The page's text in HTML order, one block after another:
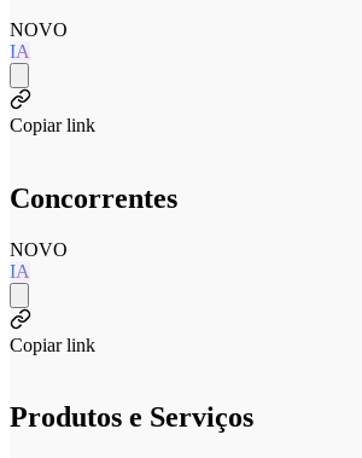
NOVO
IA
Copiar link
Concorrentes
NOVO
IA
Copiar link
Produtos e Serviços